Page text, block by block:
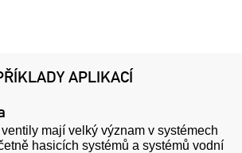
APLIKACÍ
mají velký význam v systémech
hasicích systémů a systémů vodní